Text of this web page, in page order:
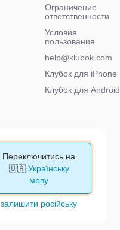
Ограничение
ответственности
Условия
пользования
help@klubok.com
Клубок для iPhone
Клубок для Android
Переключитись на
🇺🇦 Українську
мову
залишити російську